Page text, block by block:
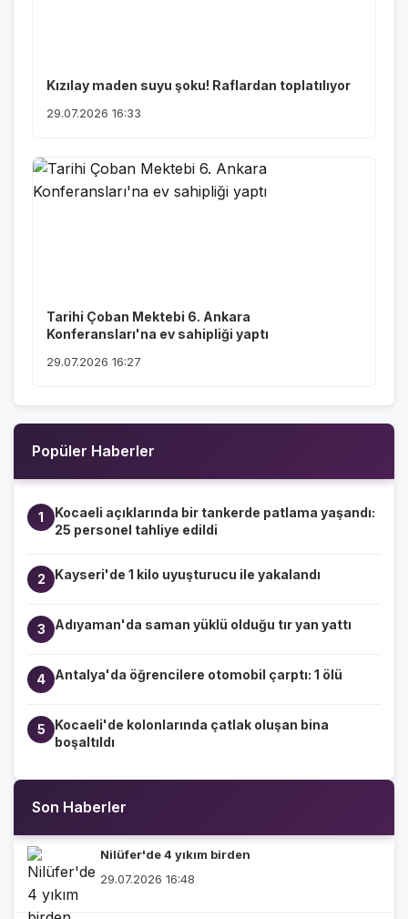
Kızılay maden suyu şoku! Raflardan toplatılıyor
29.07.2026 16:33
Tarihi Çoban Mektebi 6. Ankara
Konferansları'na ev sahipliği yaptı
29.07.2026 16:27
Popüler Haberler
1
Kocaeli açıklarında bir tankerde patlama yaşandı:
25 personel tahliye edildi
2 Kayseri'de 1 kilo uyuşturucu ile yakalandı
3 Adıyaman'da saman yüklü olduğu tır yan yattı
4 Antalya'da öğrencilere otomobil çarptı: 1 ölü
5
Kocaeli'de kolonlarında çatlak oluşan bina
boşaltıldı
Son Haberler
Nilüfer'de 4 yıkım birden
29.07.2026 16:48